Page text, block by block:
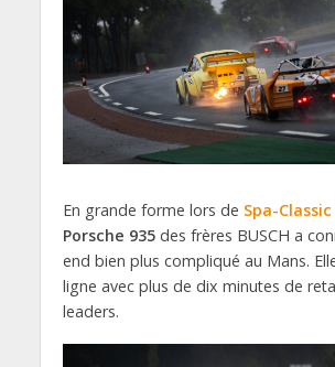
En grande forme lors de Spa-
Porsche 935des frères BUSCH a
end bien plus compliqué au Mans.
ligne avec plus de dix minutes de
leaders.